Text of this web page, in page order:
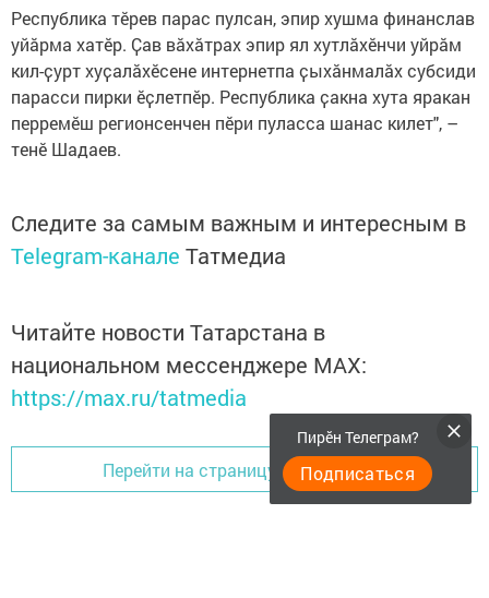
Республика тӗрев парас пулсан, эпир хушма финанслав
уйӑрма хатӗр. Ҫав вӑхӑтрах эпир ял хутлӑхӗнчи уйрӑм
кил-ҫурт хуҫалӑхӗсене интернетпа ҫыхӑнмалӑх субсиди
парасси пирки ӗҫлетпӗр. Республика ҫакна хута яракан
перремӗш регионсенчен пӗри пуласса шанас килет", –
тенӗ Шадаев.
Следите за самым важным и интересным в
Telegram-канале Татмедиа
Читайте новости Татарстана в
национальном мессенджере MАХ:
https://max.ru/tatmedia
Перейти на страницу новости
Пирӗн Телеграм?
Подписаться